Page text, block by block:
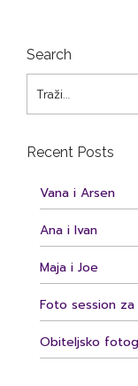
Search
Recent Posts
Vana i Arsen
Ana i Ivan
Maja i Joe
Foto session
Obiteljsko